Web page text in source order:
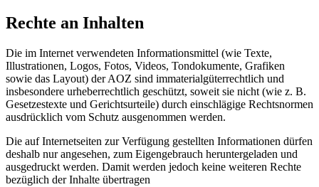
Rechte an Inhalten
Die im Internet verwendeten Informationsmittel (wie Texte,
Illustrationen, Logos, Fotos, Videos, Tondokumente, Grafiken
sowie das Layout) der AOZ sind immaterialgüterrechtlich und
insbesondere urheberrechtlich geschützt, soweit sie nicht (wie z. B.
Gesetzestexte und Gerichtsurteile) durch einschlägige Rechtsnormen
ausdrücklich vom Schutz ausgenommen werden.
Die auf Internetseiten zur Verfügung gestellten Informationen dürfen
deshalb nur angesehen, zum Eigengebrauch heruntergeladen und
ausgedruckt werden. Damit werden jedoch keine weiteren Rechte
bezüglich der Inhalte übertragen